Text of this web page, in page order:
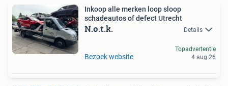
Inkoop alle merken loop sloop
schadeautos of defect Utrecht
N.o.t.k. Details
Bezoek website
Topadvertentie
4 aug 26